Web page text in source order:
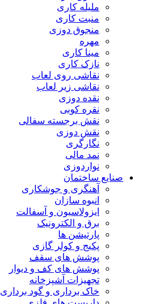
مليله کاری
منبت کاری
منجوق دوزی
مهره
مینا کاری
نازک کاری
نقاشی روی لعاب
نقاشی زیر لعاب
نقده دوزی
نقره کوبی
نقش برجسته سفالی
نقش دوزی
نگارگری
نمد مالی
نواردوزی
صنایع ساختمان
آهنگری و جوشکاری
انبوه سازان
ایزولاسیون و آسفالت
برق و الکترونیک
پارتیشن ها
پکیج و کولر گازی
پوشش های سقف
پوشش های کف و دیوار
تجهیزات آشپزخانه
خاک برداری و گود برداری